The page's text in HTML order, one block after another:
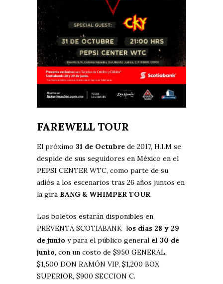
FAREWELL TOUR
El próximo 31 de Octubre de 2017, H.I.M se
despide de sus seguidores en México en el
PEPSI CENTER WTC, como parte de su
adiós a los escenarios tras 26 años juntos en
la gira BANG & WHIMPER TOUR.
Los boletos estarán disponibles en
PREVENTA SCOTIABANK los días 28 y 29
de junio y para el público general el 30 de
junio, con un costo de $950 GENERAL,
$1,500 DON RAMÓN VIP, $1,200 BOX
SUPERIOR, $900 SECCION C.